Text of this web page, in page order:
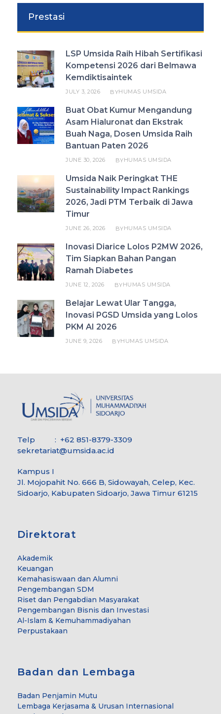
Prestasi
LSP Umsida Raih Hibah Sertifikasi
Kompetensi 2026 dari Belmawa
Kemdiktisaintek
JULY 3, 2026 BYHUMAS UMSIDA
Buat Obat Kumur Mengandung
Asam Hialuronat dan Ekstrak
Buah Naga, Dosen Umsida Raih
Bantuan Paten 2026
JUNE 30, 2026 BYHUMAS UMSIDA
Umsida Naik Peringkat THE
Sustainability Impact Rankings
2026, Jadi PTM Terbaik di Jawa
Timur
JUNE 26, 2026 BYHUMAS UMSIDA
Inovasi Diarice Lolos P2MW 2026,
Tim Siapkan Bahan Pangan
Ramah Diabetes
JUNE 12, 2026 BYHUMAS UMSIDA
Belajar Lewat Ular Tangga,
Inovasi PGSD Umsida yang Lolos
PKM AI 2026
JUNE 9, 2026 BYHUMAS UMSIDA
Telp : +62 851-8379-3309
sekretariat@umsida.ac.id
Kampus I
Jl. Mojopahit No. 666 B, Sidowayah, Celep, Kec.
Sidoarjo, Kabupaten Sidoarjo, Jawa Timur 61215
Direktorat
Akademik
Keuangan
Kemahasiswaan dan Alumni
Pengembangan SDM
Riset dan Pengabdian Masyarakat
Pengembangan Bisnis dan Investasi
Al-Islam & Kemuhammadiyahan
Perpustakaan
Badan dan Lembaga
Badan Penjamin Mutu
Lembaga Kerjasama & Urusan Internasional